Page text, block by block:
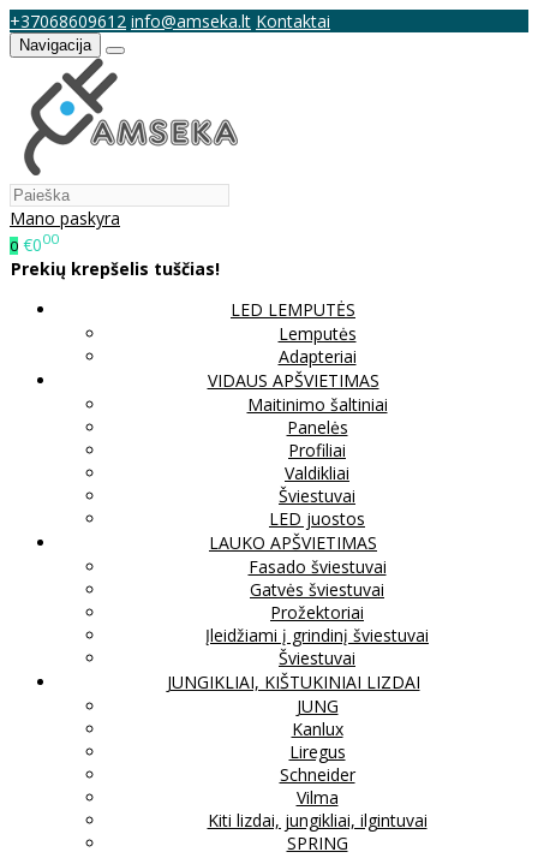
+37068609612 info@amseka.lt Kontaktai
Navigacija
Mano paskyra
0 €000
Prekių krepšelis tuščias!
LED LEMPUTĖS
Lemputės
Adapteriai
VIDAUS APŠVIETIMAS
Maitinimo šaltiniai
Panelės
Profiliai
Valdikliai
Šviestuvai
LED juostos
LAUKO APŠVIETIMAS
Fasado šviestuvai
Gatvės šviestuvai
Prožektoriai
Įleidžiami į grindinį šviestuvai
Šviestuvai
JUNGIKLIAI, KIŠTUKINIAI LIZDAI
JUNG
Kanlux
Liregus
Schneider
Vilma
Kiti lizdai, jungikliai, ilgintuvai
SPRING